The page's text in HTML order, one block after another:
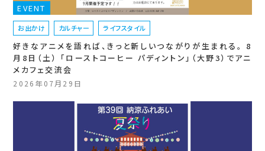
EVENT
お出かけ カルチャー ライフスタイル
好きなアニメを語れば、きっと新しいつながりが生まれる。 8
月8日（土） 「ローストコーヒー パディントン」（大野3）でアニ
メカフェ交流会
2026年07月29日